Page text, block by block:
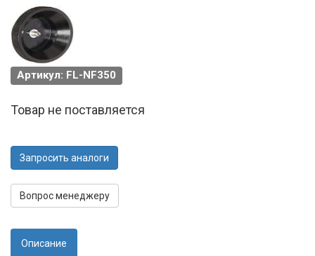
Артикул: FL-NF350
Товар не поставляется
Запросить аналоги
Вопрос менеджеру
Описание